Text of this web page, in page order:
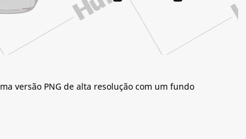
versão PNG de alta resolução com um fundo